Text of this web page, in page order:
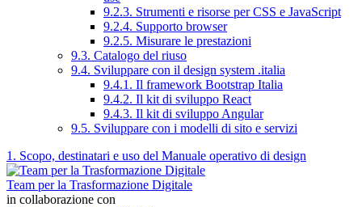
9.2.3. Strumenti e risorse per CSS e JavaScript
9.2.4. Supporto browser
9.2.5. Misurare le prestazioni
9.3. Catalogo del riuso
9.4. Sviluppare con il design system .italia
9.4.1. Il framework Bootstrap Italia
9.4.2. Il kit di sviluppo React
9.4.3. Il kit di sviluppo Angular
9.5. Sviluppare con i modelli di sito e servizi
1. Scopo, destinatari e uso del Manuale operativo di design
Team per la Trasformazione Digitale
in collaborazione con